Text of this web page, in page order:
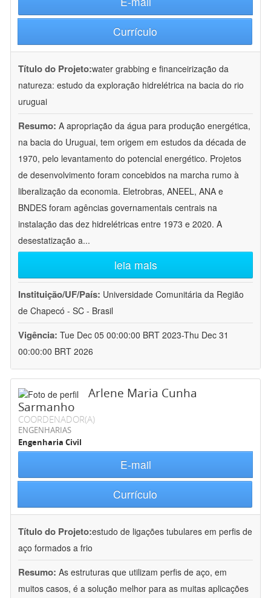
Currículo
Título do Projeto:water grabbing e financeirização da
natureza: estudo da exploração hidrelétrica na bacia do rio
uruguai
Resumo: A apropriação da água para produção energética,
na bacia do Uruguai, tem origem em estudos da década de
1970, pelo levantamento do potencial energético. Projetos
de desenvolvimento foram concebidos na marcha rumo à
liberalização da economia. Eletrobras, ANEEL, ANA e
BNDES foram agências governamentais centrais na
instalação das dez hidrelétricas entre 1973 e 2020. A
desestatização a...
leia mais
Instituição/UF/País: Universidade Comunitária da Região
de Chapecó - SC - Brasil
Vigência: Tue Dec 05 00:00:00 BRT 2023-Thu Dec 31
00:00:00 BRT 2026
Arlene Maria Cunha
Sarmanho
COORDENADOR(A)
ENGENHARIAS
Engenharia Civil
E-mail
Currículo
Título do Projeto:estudo de ligações tubulares em perfis de
aço formados a frio
Resumo: As estruturas que utilizam perfis de aço, em
muitos casos, é a solução melhor para as muitas aplicações